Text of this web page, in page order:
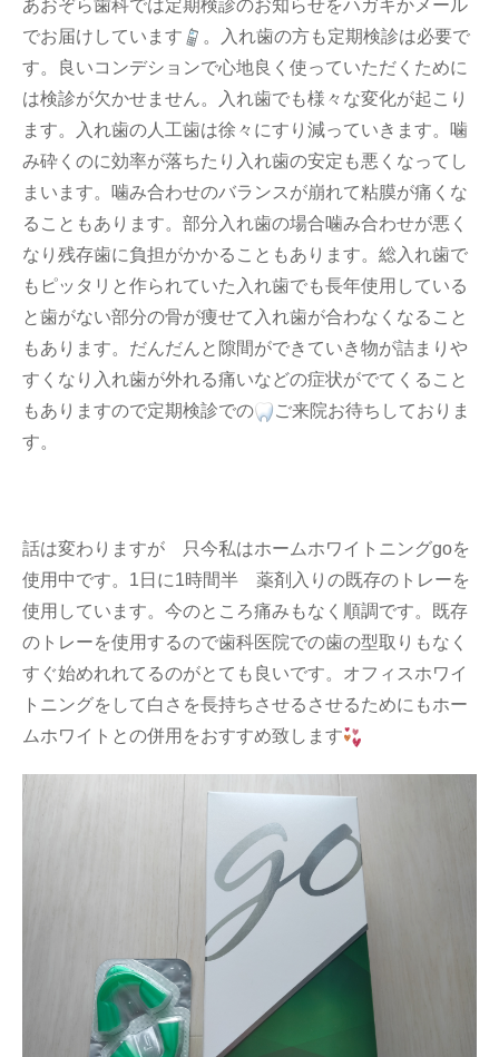
あおぞら歯科では定期検診のお知らせをハガキかメール
でお届けしています
。入れ歯の方も定期検診は必要で
す。良いコンデションで心地良く使っていただくために
は検診が欠かせません。入れ歯でも様々な変化が起こり
ます。入れ歯の人工歯は徐々にすり減っていきます。噛
み砕くのに効率が落ちたり入れ歯の安定も悪くなってし
まいます。噛み合わせのバランスが崩れて粘膜が痛くな
ることもあります。部分入れ歯の場合噛み合わせが悪く
なり残存歯に負担がかかることもあります。総入れ歯で
もピッタリと作られていた入れ歯でも長年使用している
と歯がない部分の骨が痩せて入れ歯が合わなくなること
もあります。だんだんと隙間ができていき物が詰まりや
すくなり入れ歯が外れる痛いなどの症状がでてくること
もありますので定期検診での
ご来院お待ちしておりま
す。
話は変わりますが 只今私はホームホワイトニングgoを
使用中です。1日に1時間半 薬剤入りの既存のトレーを
使用しています。今のところ痛みもなく順調です。既存
のトレーを使用するので歯科医院での歯の型取りもなく
すぐ始めれれてるのがとても良いです。オフィスホワイ
トニングをして白さを長持ちさせるさせるためにもホー
ムホワイトとの併用をおすすめ致します